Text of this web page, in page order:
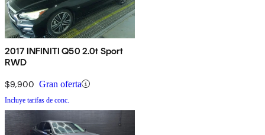
2017 INFINITI Q50 2.0t Sport
RWD
$9,900 Gran oferta
Incluye tarifas de conc.